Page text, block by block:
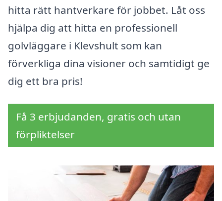
hitta rätt hantverkare för jobbet. Låt oss
hjälpa dig att hitta en professionell
golvläggare i Klevshult som kan
förverkliga dina visioner och samtidigt ge
dig ett bra pris!
Få 3 erbjudanden, gratis och utan
förpliktelser